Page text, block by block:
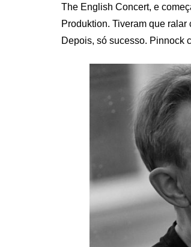
The English Concert, e
Produktion. Tiveram que
Depois, só sucesso. Pinnock